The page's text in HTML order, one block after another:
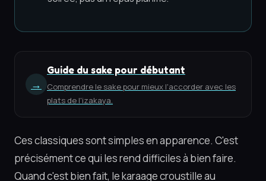
→
Guide du sake pour débutant
Comprendre le sake pour mieux l'accorder avec les
plats de l'izakaya.
Ces classiques sont simples en apparence. C'est
précisément ce qui les rend difficiles à bien faire.
Quand c'est bien fait, le karaage croustille au